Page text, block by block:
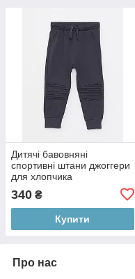
Дитячі бавовняні
спортивні штани джоггери
для хлопчика
340 ₴
Купити
Про нас